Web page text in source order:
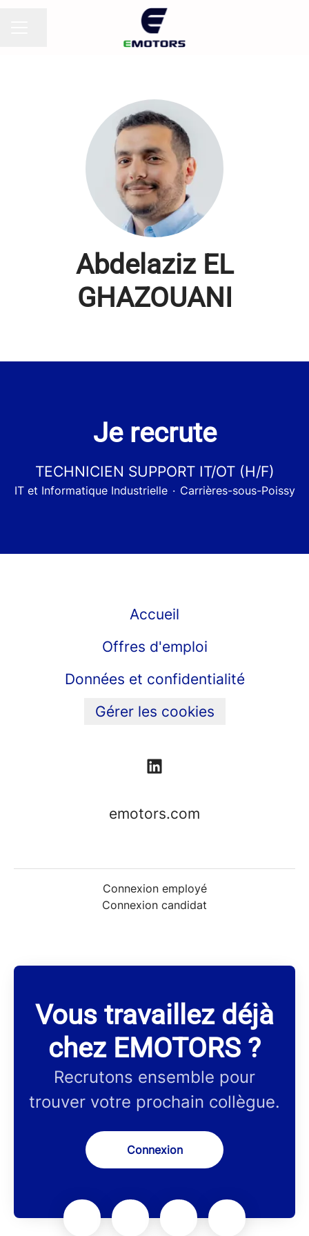
Abdelaziz EL
GHAZOUANI
Je recrute
TECHNICIEN SUPPORT IT/OT (H/F)
IT et Informatique Industrielle · Carrières-sous-Poissy
Accueil
Offres d'emploi
Données et confidentialité
Gérer les cookies
emotors.com
Connexion employé
Connexion candidat
Vous travaillez déjà
chez EMOTORS ?
Recrutons ensemble pour
trouver votre prochain collègue.
Connexion